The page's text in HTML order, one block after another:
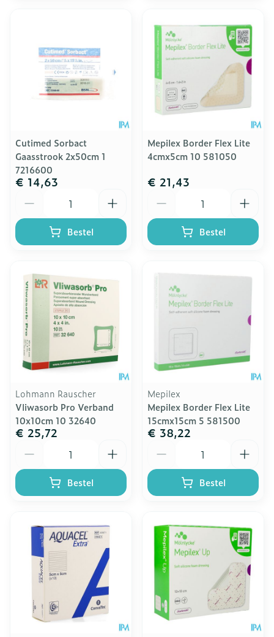
Cutimed Sorbact
Gaasstrook 2x50cm 1
7216600
€ 14,63
Bestel
Mepilex Border Flex Lite
4cmx5cm 10 581050
€ 21,43
Bestel
Lohmann Rauscher
Vliwasorb Pro Verband
10x10cm 10 32640
€ 25,72
Bestel
Mepilex
Mepilex Border Flex Lite
15cmx15cm 5 581500
€ 38,22
Bestel